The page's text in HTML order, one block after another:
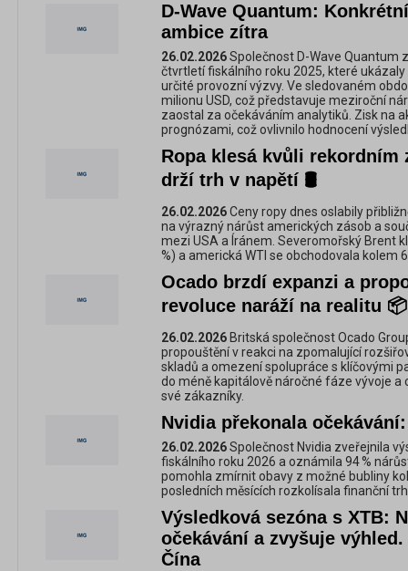
D-Wave Quantum:
ambice zítra
26.02.2026Společnost D-Wave Quantum
čtvrtletí fiskálního roku 2025, které
určité provozní výzvy. Ve sledovaném
milionu USD, což představuje meziroční
zaostal za očekáváním analytiků. Zisk na
prognózami, což ovlivnilo hodnocení
Ropa klesá kvůli rekordním
drží trh v napětí 🛢️
26.02.2026Ceny ropy dnes oslabily
na výrazný nárůst amerických zásob a
mezi USA a Íránem. Severomořský Brent
%) a americká WTI se obchodovala kolem
Ocado brzdí expanzi a
revoluce naráží na realitu 📦
26.02.2026 Britská společnost Ocado
propouštění v reakci na zpomalující
skladů a omezení spolupráce s klíčovými
do méně kapitálově náročné fáze vývoje a
své zákazníky.
Nvidia překonala
26.02.2026Společnost Nvidia zveřejnila
fiskálního roku 2026 a oznámila 94 %
pomohla zmírnit obavy z možné bubliny
posledních měsících rozkolísala finanční
Výsledková sezóna s XTB:
očekávání a zvyšuje
Čína